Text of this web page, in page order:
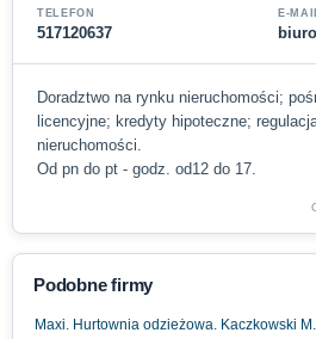
TELEFON
517120637
E-
Doradztwo na rynku nieruchomości;
licencyjne; kredyty hipoteczne;
nieruchomości.
Od pn do pt - godz. od12 do 17.
Podobne firmy
Maxi. Hurtownia odzieżowa. Kaczkowski M.